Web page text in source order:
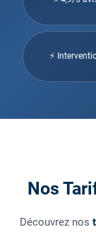
⚡
Nos
Découvrez nos